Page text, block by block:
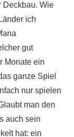
Deckbau. Wie
ich
gut
Monate ein
ganze Spiel
nur spielen
man den
auch sein
hat: ein